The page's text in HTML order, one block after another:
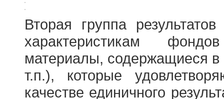
Вторая группа
характеристикам
материалы, содержащиеся в
т.п.), которые
качестве единичного